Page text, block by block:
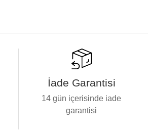
İade Garantisi
14 gün içerisinde iade
garantisi